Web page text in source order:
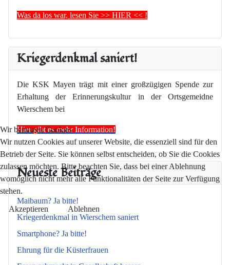
Was da los war, lesen Sie >> HIER << !
Kriegerdenkmal saniert!
Die KSK Mayen trägt mit einer großzügigen Spende zur
Erhaltung der Erinnerungskultur in der Ortsgemeidne
Wierschem bei
Hier gibt es mehr Information!
Neueste Beiträge
Maibaum? Ja bitte!
Kriegerdenkmal in Wierschem saniert
Smartphone? Ja bitte!
Ehrung für die Küsterfrauen
Wir benutzen Cookies
Wir nutzen Cookies auf unserer Website, die essenziell sind für den
Betrieb der Seite. Sie können selbst entscheiden, ob Sie die Cookies
zulassen möchten. Bitte beachten Sie, dass bei einer Ablehnung
womöglich nicht mehr alle Funktionalitäten der Seite zur Verfügung
stehen.
Akzeptieren Ablehnen